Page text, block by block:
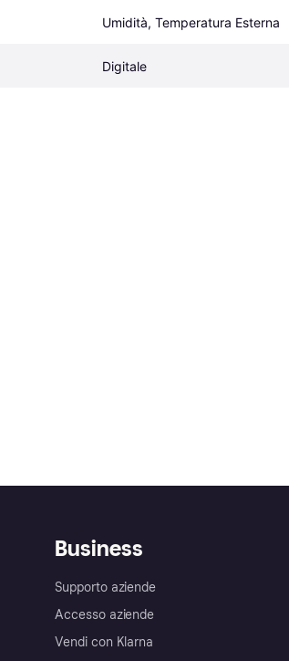
Umidità, Temperatura Esterna
Digitale
Business
Supporto aziende
Accesso aziende
Vendi con Klarna